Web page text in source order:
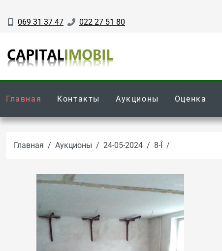
069 31 37 47 022 27 51 80
Главная Контакты Аукционы Оценка
Главная Аукционы 24-05-2024 8-Î